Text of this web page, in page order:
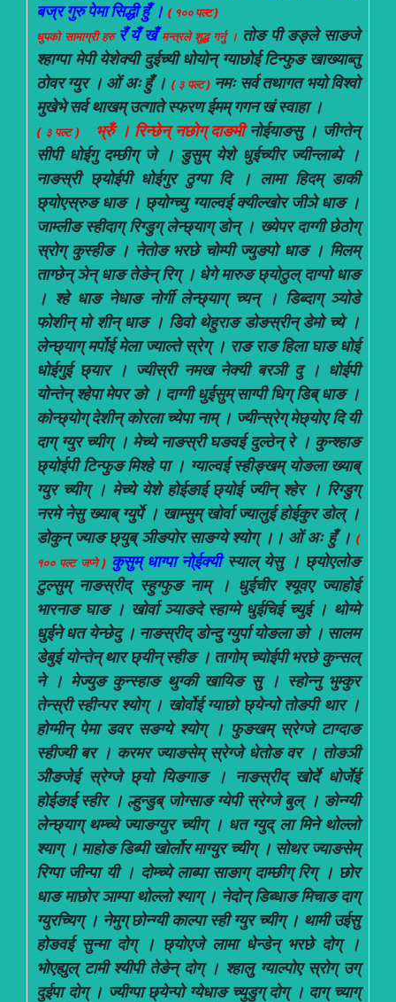
बज्र गुरु पेमा सिद्धी हुँ । ( १०० पल्ट )
धुपको सामाग्री हरु रँ यँ खँ मन्त्रले शुद्ध गर्नु । तोङ पी ङङ्ले साङजे
श्हाग्पा मेपी येशेक्यी दुईच्यी धोयोन् ग्याछोई टिन्फुङ खाख्याब्तु
ठोवर ग्युर । ओं अः हुँ । ( ३ पल्ट ) नमः सर्व तथागत भयो विश्वो
मुखेभे सर्व थाखम् उत्गाते स्फरण ईमम् गगन खं स्वाहा ।
( ३ पल्ट ) भ्रुँ । रिन्छेन् नछोग् दाङमीनोईयाङसु । जीग्तेन्
सीपी धोईगु दम्छीग् जे । डुसुम् येशे धुईच्यीर ज्यीन्लाब्पे ।
नाङस्री छ्योईपी धोईगुर ठुग्पा दि । लामा हिदम् डाकी
छ्योएस्रुङ धाङ । छ्योग्च्यु ग्याल्वई क्यील्खोर जीञे धाङ ।
जाम्लीङ स्हीदाग् रिग्डुग् लेन्छ्याग् डोन् । ख्येपर दाग्गी छेठोग्
स्रोग् कुस्हीङ । नेतोङ भरछे चोम्पी ज्युङपो धाङ । मिलम्
ताग्छेन् ञेन् धाङ तेङेन् रिग् । धेगे मारुङ छ्योठुल् दाग्पो धाङ
। श्हे धाङ नेधाङ नोर्गी लेन्छ्याग् च्यन् । डिब्दाग् ञ्योडे
फोशीन् मो शीन् धाङ । डिवो थेहुराङ डोङस्रीन् डेमो च्ये ।
लेन्छ्याग् मर्पोई मेला ज्याल्ते स्रेग् । राङ राङ हिला घाङ धोई
धोईगुई छ्यार । ज्यीस्री नमख नेक्यी बरञी दु । धोईपी
योन्तेन् श्हेपा मेपर ङो । दाग्गी धुईसुम् साग्पी धिग् डिब् धाङ ।
कोन्छ्योग् देशीन् कोरला च्येपा नाम् । ज्यीन्स्रेग् मेछ्योए दि यी
दाग् ग्युर च्यीग् । मेच्ये नाङस्री घङवई दुल्ठेन् रे । कुन्श्हाङ
छ्योईपी टिन्फुङ मिश्हे पा । ग्याल्वई स्हीङ्खम् योङला ख्याब्
ग्युर च्यीग् । मेच्ये येशे होईङाई छ्योई ज्यीन् श्हेर । रिग्डुग्
नरमे नेसु ख्याब् ग्युर्पे । खाम्सुम् खोर्वा ज्यालुई होईकुर डोल् ।
डोकुन् ज्याङ छ्युब् ञीङपोर साङग्ये श्योग् ।। ओं अः हुँ । (
१०० पल्ट जप्ने ) कुसुम् धाग्पा ना्ेईक्यीस्याल् येसु । छ्योएलोङ
टुल्सुम् नाङस्रीद् स्हुग्फुङ नाम् । धुईचीर श्यूवए ज्याहोई
भारनाङ घाङ । खोर्वा ञ्याङदे स्हाग्मे धुईचिई च्युई । थोग्मे
धुईने धत येन्छेदु । नाङस्रीद् डोन्दु ग्युर्पा योङला ङो । सालम
डेबुई योन्तेन् थार छ्यीन् स्हीङ । तागोम् च्योईपी भरछे कुन्सल्
ने । मेज्युङ कुन्स्हाङ थुग्की खायिङ सु । स्होन्नु भुम्कुर
तेन्स्री स्हीन्पर श्योग् । खोर्वोई ग्याछो छ्येन्पो तोङपी थार ।
होग्मीन् पेमा डवर सङग्ये श्योग् । फुङखम् स्रेग्जे टाग्दाङ
स्हीज्यी बर । करमर ज्याङसेम् स्रेग्जे धेतोङ वर । तोङञी
ञीेङजेई स्रेग्जे छ्यो यिङगाङ । नाङस्रीद् खोर्दे धोर्जेई
होईङाई स्हीर । ल्हुन्डुब् जोग्साङ ग्येपी स्रेग्जे बुल् । ङोन्ग्यी
लेन्छ्याग् थम्च्ये ज्याङग्युर च्यीग् । धत ग्युद् ला मिने थोल्लो
श्याग् । माहोङ डिब्पी खोर्लोर माग्युर च्यीग् । सोथर ज्याङसेम्
रिग्पा जीन्पा यी । दोम्च्ये लाब्पा साङाग् दाम्छीग् रिग् । छोर
धाङ माछोर ञाम्पा थोल्लो श्याग् । नेदोन् डिब्धाङ मिचाङ दाग्
ग्युरच्यिग् । नेमुग् छोन्ग्यी काल्पा स्ही ग्युर च्यीग् । थामी उईसु
होङवई सुन्मा दोग् । छ्योएजे लामा धेन्डेन् भरछे दोग् ।
भोएह्युल् टामी श्यीपी तेङेन् दोग् । श्हालु ग्याल्पोए स्रोग् उग्
दुईपा दोग् । ज्यीग्पा छ्येन्पो ग्येधाङ च्युडुग् दोग् । दाग् च्याग्